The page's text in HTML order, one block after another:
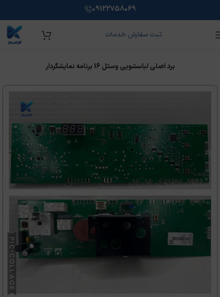
آموزش تعمیر برد لوازم خانگی
لوازم خانگی با هدف ارائه خدمات با کیفیت و آموزش‌ کاربردی برای
افراد علاقه‌مند به این حوزه می‌باشد.
اینجا کلیک کنید
ویژه اشتغال و مهاجرت
100% تضمینی همراه با مدرک فنی حرفه ای
09122758069
ثبت سفارش خدمات
برد اصلی لباسشويی وستل 16 برنامه نمايشگردار